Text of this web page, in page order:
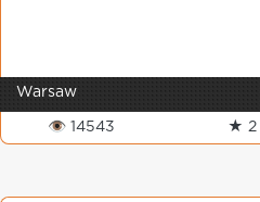
Warsaw
👁 14543 ★ 2